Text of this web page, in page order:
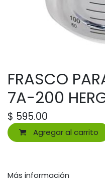
FRASCO
7A-200
$ 595.00
Agregar al carrito
Más información